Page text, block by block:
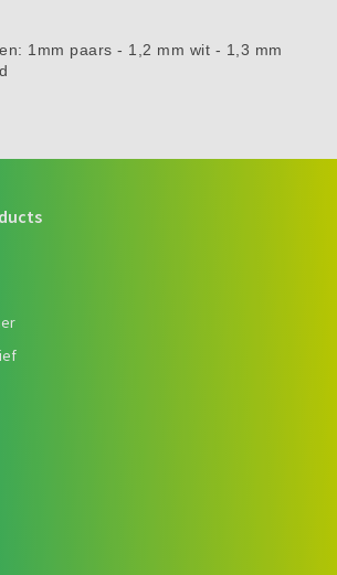
1mm paars - 1,2 mm wit - 1,3 mm